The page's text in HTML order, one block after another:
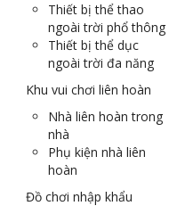
Thiết bị thể thao
ngoài trời phổ thông
Thiết bị thể dục
ngoài trời đa năng
Khu vui chơi liên hoàn
Nhà liên hoàn trong
nhà
Phụ kiện nhà liên
hoàn
Đồ chơi nhập khẩu